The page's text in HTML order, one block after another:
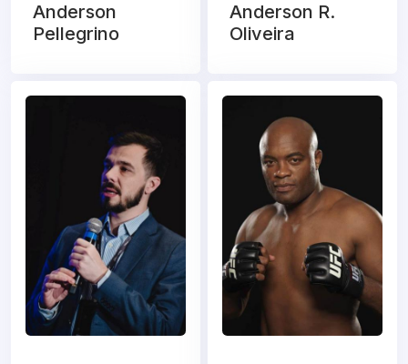
Anderson
Pellegrino
Anderson R.
Oliveira